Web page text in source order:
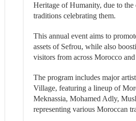
Heritage of Humanity, due to
traditions celebrating them.
This annual event aims to
assets of Sefrou, while also
visitors from across Morocco and
The program includes major
Village, featuring a lineup of
Meknassia, Mohamed Adly,
representing various Moroccan